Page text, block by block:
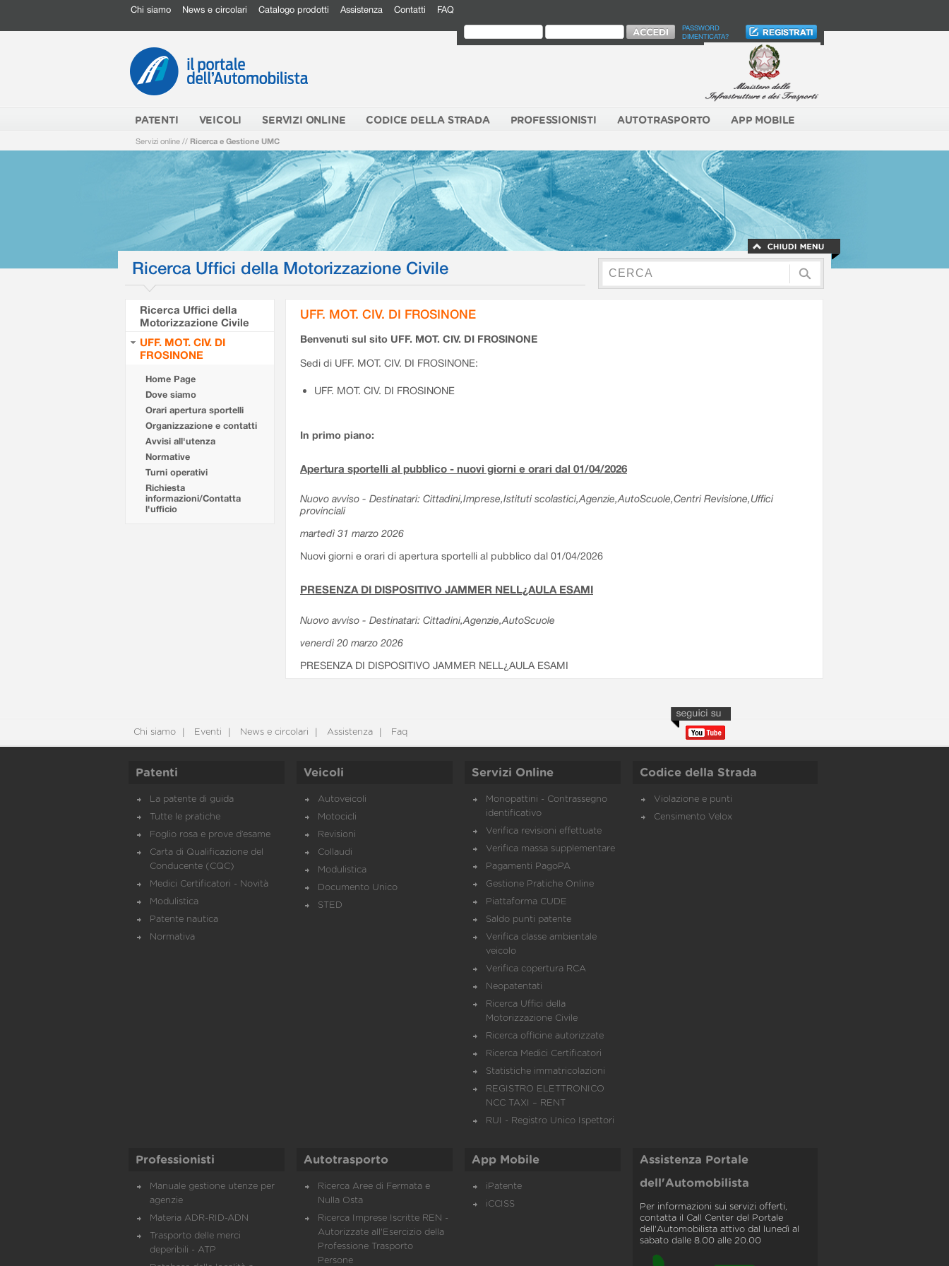
Chi siamo News e circolari Catalogo prodotti Assistenza Contatti FAQ
PASSWORD
DIMENTICATA?
PATENTI VEICOLI SERVIZI ONLINE CODICE DELLA STRADA PROFESSIONISTI AUTOTRASPORTO APP MOBILE
Servizi online // Ricerca e Gestione UMC
Ricerca Uffici della Motorizzazione Civile
Ricerca Uffici della
Motorizzazione Civile
UFF. MOT. CIV. DI
FROSINONE
Home Page
Dove siamo
Orari apertura sportelli
Organizzazione e contatti
Avvisi all'utenza
Normative
Turni operativi
Richiesta
informazioni/Contatta
l'ufficio
UFF. MOT. CIV. DI FROSINONE
Benvenuti sul sito UFF. MOT. CIV. DI FROSINONE
Sedi di UFF. MOT. CIV. DI FROSINONE:
UFF. MOT. CIV. DI FROSINONE
In primo piano:
Apertura sportelli al pubblico - nuovi giorni e orari dal 01/04/2026
Nuovo avviso - Destinatari: Cittadini,Imprese,Istituti scolastici,Agenzie,AutoScuole,Centri Revisione,Uffici
provinciali
martedì 31 marzo 2026
Nuovi giorni e orari di apertura sportelli al pubblico dal 01/04/2026
PRESENZA DI DISPOSITIVO JAMMER NELL¿AULA ESAMI
Nuovo avviso - Destinatari: Cittadini,Agenzie,AutoScuole
venerdì 20 marzo 2026
PRESENZA DI DISPOSITIVO JAMMER NELL¿AULA ESAMI
Chi siamo Eventi News e circolari Assistenza Faq
Patenti
La patente di guida
Tutte le pratiche
Foglio rosa e prove d’esame
Carta di Qualificazione del
Conducente (CQC)
Medici Certificatori - Novità
Modulistica
Patente nautica
Normativa
Veicoli
Autoveicoli
Motocicli
Revisioni
Collaudi
Modulistica
Documento Unico
STED
Servizi Online
Monopattini - Contrassegno
identificativo
Verifica revisioni effettuate
Verifica massa supplementare
Pagamenti PagoPA
Gestione Pratiche Online
Piattaforma CUDE
Saldo punti patente
Verifica classe ambientale
veicolo
Verifica copertura RCA
Neopatentati
Ricerca Uffici della
Motorizzazione Civile
Ricerca officine autorizzate
Ricerca Medici Certificatori
Statistiche immatricolazioni
REGISTRO ELETTRONICO
NCC TAXI – RENT
RUI - Registro Unico Ispettori
Codice della Strada
Violazione e punti
Censimento Velox
Professionisti
Manuale gestione utenze per
agenzie
Materia ADR-RID-ADN
Trasporto delle merci
deperibili - ATP
Autotrasporto
Ricerca Aree di Fermata e
Nulla Osta
Ricerca Imprese Iscritte REN -
Autorizzate all'Esercizio della
Professione Trasporto
Persone
App Mobile
iPatente
iCCISS
Assistenza Portale
dell'Automobilista
Per informazioni sui servizi offerti,
contatta il Call Center del Portale
dell'Automobilista attivo dal lunedì al
sabato dalle 8.00 alle 20.00